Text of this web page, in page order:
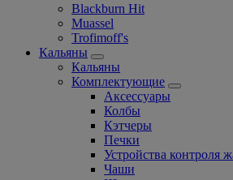
Blackburn Hit
Muassel
Trofimoff's
Кальяны
Кальяны
Комплектующие
Аксессуары
Колбы
Кэтчеры
Печки
Устройства контроля
Чаши